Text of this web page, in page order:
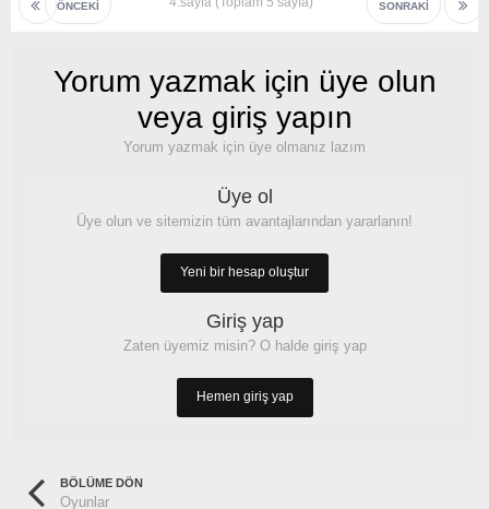
ÖNCEKI SONRAKI
Yorum yazmak için üye olun
veya giriş yapın
Yorum yazmak için üye olmanız lazım
Üye ol
Üye olun ve sitemizin tüm avantajlarından yararlanın!
Yeni bir hesap oluştur
Giriş yap
Zaten üyemiz misin? O halde giriş yap
Hemen giriş yap
BÖLÜME DÖN
Oyunlar